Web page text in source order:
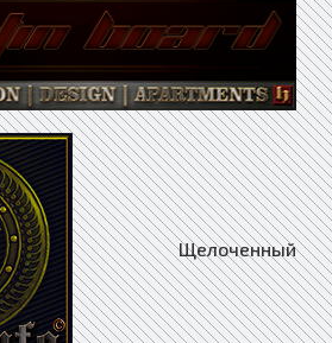
Щелоченный объявления, щелочепрочность объявления, щелочепрочный объявления, щелочестабильный объявления, щелочестойкий объявления, щелочестойкость объявления, щелочеупорный объявления, щелочеустойчивость объявления, щелочеустойчивый объявления, щелочивший объявления, щелочка объявления, щелочно-земельный объявления, щелочноземельный объявления, щелочной объявления, щелочноупорный объявления, щелочноустойчивый объявления, щелочный объявления, щелочь объявления, щелчок объявления, щель объявления, щемивший объявления, щемившийся объявления, щемить объявления, щемотный объявления, щемпо объявления, щемящий объявления, щен объявления, щенившийся объявления, щенный объявления, щенок объявления, щеночек объявления, щенячий объявления, щенящийся объявления, щепа объявления, щепавший объявления, щепавшийся объявления, щепание объявления, щепанный объявления, щепаный объявления, щепать объявления, щепающий объявления, щепающийся объявления, щепетильно объявления, щепетильность объявления, щепетильный объявления, щепетунья объявления, щепетуха объявления, щепивший объявления, щепивщийся объявления, щепка объявления, щепколовитель объявления, щепколовка объявления, щеплющий объявления, щеплющийся объявления, щепной объявления, щеповоз объявления, щеполовка объявления, щепотка объявления, щепотник объявления, щепотница объявления, щепоточка объявления, щепоть объявления, щепоуловитель объявления, щепочка объявления, щепочный объявления, щерба объявления, щербаков объявления, щербаковит объявления, щербатенький объявления, щербатость объявления, щербатый объявления, щербина объявления, щербинка объявления, щербиновка объявления, щеривший объявления, щерившийся объявления, щериться объявления, щерящий объявления, щерящийся объявления, щетина объявления, щетинивший объявления, щетинившийся объявления, щетинистый объявления, щетиниться объявления, щетинка объявления, щетинник объявления, щетинно-щеточный объявления, щетинный объявления, щетиновидный объявления, щетинообразный объявления, щетинохвостка объявления, щетинощеточный объявления, щетинящий объявления, щетинящийся объявления, щетка объявления, щеткодержатель объявления, щеточка объявления, щеточный объявления, щецин объявления, щечка объявления, щи объявления, щигры объявления, щиколка объявления, щиколотка объявления, щиколоточный объявления, щипавший объявления, щипавшийся объявления, щипаемый объявления, щипальный объявления, щипальщик объявления, щипальщица объявления, щипание объявления, щипанный объявления, щипанувший объявления, щипануть объявления, щипанцы объявления, щипаный объявления, щипатель объявления, щипательница объявления, щипать объявления, щипач объявления, щипающий объявления, щипающийся объявления, щипец объявления, щипка объявления, щипковый объявления, щипком объявления, щиплющий объявления, щиплющийся объявления, щипнувший объявления, щипок объявления, щипцевой объявления, щипцовый объявления, щипцы объявления, щипчики объявления, щипчонки объявления, щирица объявления, щит объявления, щитинозуб объявления, щитковидный объявления, щитковый объявления, щитни объявления, щитник объявления, щитовидка объявления, щитовидный объявления, щитовка объявления, щитовник объявления, щитовой объявления, щиток объявления, щитомордник объявления, щитоноска объявления, щитообразный объявления, щишки объявления, щокур объявления, щорс объявления, Щорс объявления, щугер объявления, щука объявления, щукино объявления, щунявший объявления, щуняемый объявления, щунять объявления, щуняющий объявления, щуп объявления, щупавший объявления, щупавшийся объявления, щупаемый объявления, щупальце объявления, щупальцежвал объявления, щупальцы объявления, щупание объявления, щупанный объявления, щупанье объявления, щупать объявления, щупающий объявления, щупающийся объявления, щупка объявления, щупленький объявления, щупло объявления, щупловатый объявления, щуплость объявления, щуплый объявления, щупы объявления, щур объявления, щуренок объявления, щуренье объявления, щуривший объявления, щурившийся объявления, щуриться объявления, щурок объявления, щурясь объявления, щурята объявления, щурящий объявления, щурящийся объявления, щусенок объявления, щучащий объявления, щучивший объявления, щучимый объявления, щучина объявления, щучить объявления, щучка объявления, щучье объявления, щучья объявления, э-ге-гей объявления, эа объявления, эак объявления, эбеко объявления, эбонит объявления, эбулиометр объявления, эбулиометрия объявления, эбулиоскоп объявления, эбулиоскопия объявления, эбуллиометр объявления, эбуллиометрия объявления, эбуллиоскоп объявления, эбуллиоскопия объявления, эва объявления, эвакогоспиталь объявления, эвакоприемник объявления, эвакопункт объявления, эвакуация объявления, эвакуировавший объявления, эвакуированный объявления, эвакуировать объявления, эвакуируемый объявления, эвакуирующий объявления, эвальвация объявления, эванзит объявления, эванотранспирация объявления, эвансит объявления, эвапоратор объявления, эвапорация объявления, эвапориметр объявления, эвапорит объявления, эвапорограф объявления, эвапорометр объявления, эвапортометр объявления, эвгемеризм объявления, эвгемеристика объявления, эвгенол объявления, эвглена объявления, эвдиалит объявления, эвдидимит объявления, эвдоксин объявления, эвекция объявления, эвелина объявления, Эвелина объявления, эвен объявления, эвенк объявления, эвенка объявления, эвенкийка объявления, эвенкийский объявления, эвенский объявления, эвент объявления, эвентрация объявления, эвентуально объявления, эвентуальность объявления, эвентуальный объявления, эвердур объявления, эверест объявления, эверния объявления, эверс объявления, эвикция объявления, эвирация объявления, эвитол объявления, эвкайрит объявления, эвкалипт объявления, эвкалиптол объявления, эвкариота объявления, эвклаз объявления, эвколит объявления, эвкоммия объявления, эвкриптит объявления, эвксенит объявления, эвксерофит объявления, эвлитин объявления, эвлитит объявления, эвм объявления, ЭВМ объявления, эвменида объявления, Эвменида объявления, эвнатрол объявления, эвномия объявления, эвольвента объявления, эволюта объявления, эволюционизм объявления, эволюционировавший объявления, эволюционирование объявления, эволюционировать объявления, эволюционирующий объявления, эволюционист объявления, эволюционистический объявления, эволюционистка объявления, эволюционистский объявления, эволюционный объявления, эволюция объявления, эвон объявления, эвона объявления, эвпадрида объявления, эвпаторин объявления, эвпатрид объявления, эвр объявления, Эвр объявления, эврибионт объявления, эвридика объявления, эврика объявления, эвримия объявления, эвриптерида объявления, эвристика объявления, эвристический объявления, эврит объявления, эвритмия объявления, эвритомуха объявления, эврихорный объявления, эвтаксит объявления, эвтаназия объявления, эвтектика объявления, эвтектоид объявления, эвтерия объявления, эвтерпа объявления, Эвтерпа объявления, эвтрофикация объявления, эвтрофицированный объявления, эвфемизм объявления, эвфемистический объявления, эвфемистичность объявления, эвфемистичный объявления, эвфонит объявления, эвфонический объявления, эвфония объявления, эвфорбий объявления, эвфорбия объявления, эвфория объявления, эвфуизм объявления, эвфуистический объявления, эгализировавший объявления, эгализированный объявления, эгализируемый объявления, эгализирующий объявления, эгалитаризм объявления, эгалитарный объявления, эге объявления, эгей объявления, эгейщина объявления, эгерия объявления, эгида объявления, эгилок объявления, эгилопс объявления, эгирин объявления, эгирит-авгит объявления, эгле объявления, эглестонит объявления, Эгмонд объявления, эгоизм объявления, эгоист объявления, эгоистик объявления, эгоистически объявления, эгоистический объявления, эгоистично объявления, эгоистичность объявления, эгоистичный объявления, эгоистка объявления, эготизм объявления, эготист объявления, эготистка объявления, эготический объявления, эгоцентризм объявления, эгоцентрик объявления, эгоцентрист объявления, эгоцентристка объявления, эгоцентрический объявления, эгоцентричность объявления, эгоцентричный объявления, эгрет объявления, эгретка объявления, эгутер объявления, эд объявления, эдак объявления, эдакий объявления, эдамер объявления, эдамский объявления, эдафический объявления, эдафозавр объявления, эдафонический объявления, эдвайзор объявления, эдвард объявления, Эдвард объявления, Эдвин объявления, Эдгар объявления, эдда объявления, эдельвейс объявления, эдем объявления, Эдем объявления, эдемский объявления, эдестин объявления, эджер объявления, эджрайт объявления, эдик объявления, эдикт объявления, эдикула объявления, эдил объявления, эдинбург объявления, эдинбургец объявления, эдинбуржец объявления, эдип объявления, эдит объявления, эдита объявления, Эдита объявления, эдификатор объявления, эдиция объявления, Эдмунд объявления, эднит объявления, эдо объявления, Эдо объявления, эдриоастероидея объявления, эдс объявления, эдуард объявления, Эдуард объявления, эжектированный объявления, эжектируемый объявления, эжектирующий объявления, эжектор объявления, эжекторный объявления, эжекционный объявления, эзан объявления, эзацинон объявления, эзельгофт объявления, эзерин объявления, эзерфолий объявления, эзерфоль объявления, эзоп объявления, эзопивший объявления, эзопить объявления, эзоповский объявления, эзопящий объявления, эзотерика объявления, эзотерически объявления, эзотерический объявления, эзотерия объявления, эзофагит объявления, эзофаготомия объявления, эинсворт объявления, эй объявления, эйбикон объявления, эйблефар объявления, эйван объявления, эйгенвеличина объявления, эйгенверт объявления, эйгенол объявления, эйде объявления, эйдетизм объявления, эйджрайт объявления, эйдидимит объявления, эйдоксин объявления, эйдос объявления, эйекция объявления, эйкайрит объявления, эйкалипт объявления, эйкозанол объявления, эйкозоль объявления, эйколит объявления, эйкомия объявления, эйкоммия объявления, эйконал объявления, эйкриптит объявления, эйксенит объя